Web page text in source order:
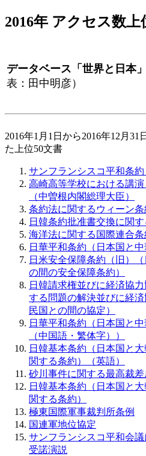
2016年 アクセス数上
データベース「世界と日本」
表：田中明彦）
2016年1月1日から2016年12月
た上位50文書
サンフランシスコ平和条約
高崎高等学校における講
（中曽根内閣総理大臣）
条約法に関するウィーン条
日韓条約批准書交換に関
海洋法に関する国際連合
日華平和条約（日本国と
日米安全保障条約（旧）
の間の安全保障条約）
日韓請求権並びに経済協
する問題の解決並びに経
民国との間の協定）
日華平和条約（日本国と
（中国語・繁体字））
日韓基本条約（日本国と
関する条約）（英語）
砂川事件に関する最高裁
日韓基本条約（日本国と
関する条約）
極東国際軍事裁判所条例
国連軍地位協定
サンフランシスコ平和会
受諾演説